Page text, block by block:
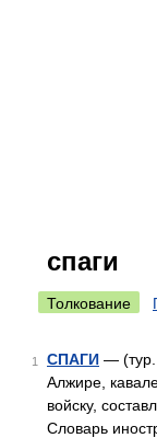
спаги
Толкование
1 СПАГИ — (тур.
Алжире,
войску,
Словарь